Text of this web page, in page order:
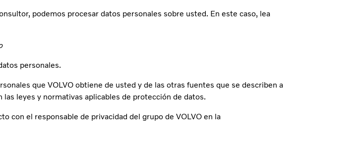
podemos procesar datos personales sobre usted. En este caso, lea
personales.
que VOLVO obtiene de usted y de las otras fuentes que se describen a
leyes y normativas aplicables de protección de datos.
con el responsable de privacidad del grupo de VOLVO en la